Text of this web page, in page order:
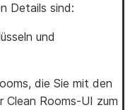
Details sind:
und
die Sie mit den
Clean Rooms-UI zum